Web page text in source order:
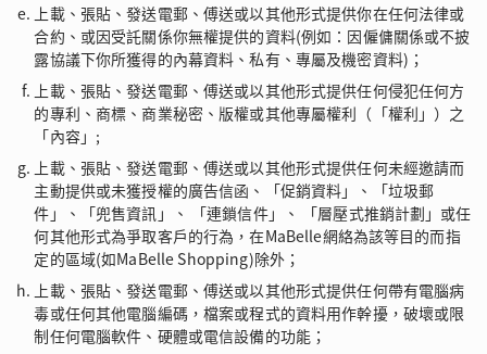
上載、張貼、發送電郵、傅送或以其他形式提供你在任何法律或
合約、或因受託關係你無權提供的資料(例如：因僱傭關係或不披
露協議下你所獲得的內幕資料、私有、專屬及機密資料)；
上載、張貼、發送電郵、傅送或以其他形式提供任何侵犯任何方
的專利、商標、商業秘密、版權或其他專屬權利（「權利」）之
「內容」;
上載、張貼、發送電郵、傅送或以其他形式提供任何未經邀請而
主動提供或未獲授權的廣告信函、「促銷資料」、「垃圾郵
件」、「兜售資訊」、 「連鎖信件」、 「層壓式推銷計劃」或任
何其他形式為爭取客戶的行為，在MaBelle網絡為該等目的而指
定的區域(如MaBelle Shopping)除外；
上載、張貼、發送電郵、傅送或以其他形式提供任何帶有電腦病
毒或任何其他電腦編碼，檔案或程式的資料用作幹擾，破壞或限
制任何電腦軟件、硬體或電信設備的功能；